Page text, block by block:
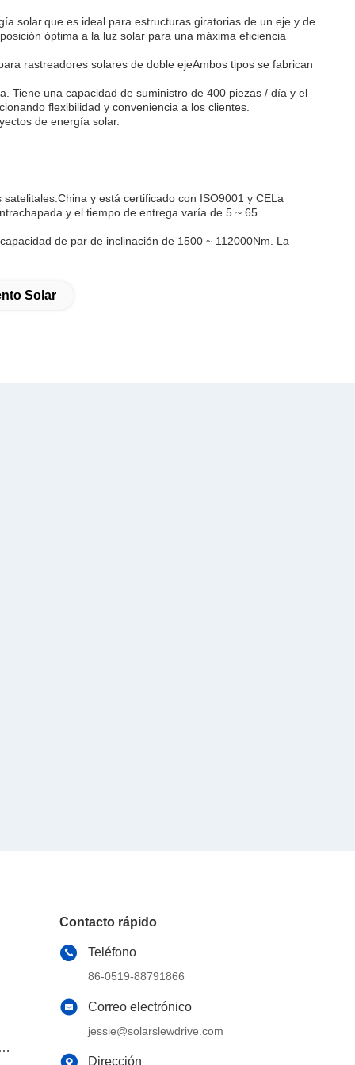
solar.que es ideal para estructuras giratorias de un eje y de
óptima a la luz solar para una máxima eficiencia
rastreadores solares de doble ejeAmbos tipos se fabrican
Tiene una capacidad de suministro de 400 piezas / día y el
flexibilidad y conveniencia a los clientes.
de energía solar.
y está certificado con ISO9001 y CELa
y el tiempo de entrega varía de 5 ~ 65
de par de inclinación de 1500 ~ 112000Nm. La
Solar
Contacto rápido
Teléfono
86-0519-88791866
Correo electrónico
jessie@solarslewdrive.com
Dirección